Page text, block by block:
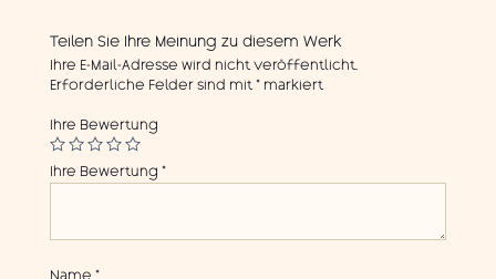
Teilen Sie Ihre Meinung zu diesem Werk
Ihre E-Mail-Adresse wird nicht veröffentlicht.
Erforderliche Felder sind mit*markiert
Ihre Bewertung
Ihre Bewertung *